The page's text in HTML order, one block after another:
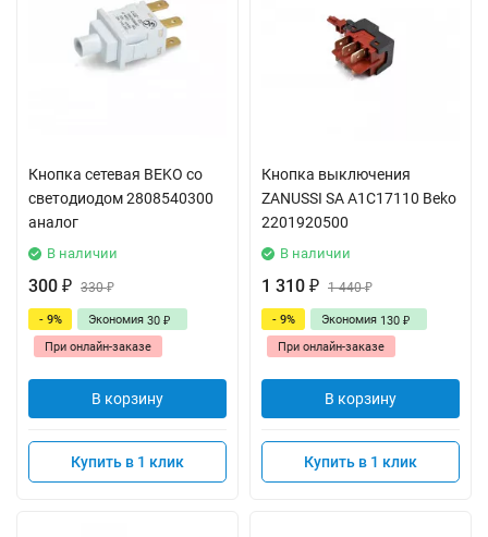
Кнопка сетевая BEKO со
светодиодом 2808540300
аналог
В наличии
300 ₽ 330₽
- 9% Экономия 30 ₽
При онлайн-заказе
В корзину
Купить в 1 клик
Кнопка выключения
ZANUSSI SA A1C17110 Beko
2201920500
В наличии
1 310 ₽ 1 440₽
- 9% Экономия 130 ₽
При онлайн-заказе
В корзину
Купить в 1 клик